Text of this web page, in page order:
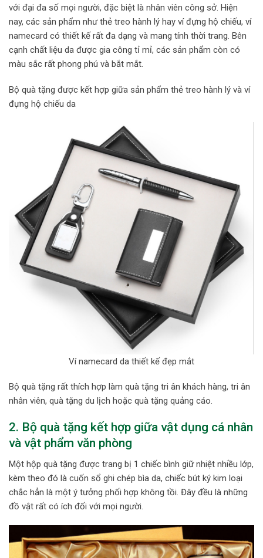
với đại đa số mọi người, đặc biệt là nhân viên công sở. Hiện
nay, các sản phẩm như thẻ treo hành lý hay ví đựng hộ chiếu, ví
namecard có thiết kế rất đa dạng và mang tính thời trang. Bên
cạnh chất liệu da được gia công tỉ mỉ, các sản phẩm còn có
màu sắc rất phong phú và bắt mắt.
Bộ quà tặng được kết hợp giữa sản phẩm thẻ treo hành lý và ví
đựng hộ chiếu da
Ví namecard da thiết kế đẹp mắt
Bộ quà tặng rất thích hợp làm quà tặng tri ân khách hàng, tri ân
nhân viên, quà tặng du lịch hoặc quà tặng quảng cáo.
2. Bộ quà tặng kết hợp giữa vật dụng cá nhân
và vật phẩm văn phòng
Một hộp quà tặng được trang bị 1 chiếc bình giữ nhiệt nhiều lớp,
kèm theo đó là cuốn sổ ghi chép bìa da, chiếc bút ký kim loại
chắc hẳn là một ý tưởng phối hợp không tồi. Đây đều là những
đồ vật rất có ích đối với mọi người.